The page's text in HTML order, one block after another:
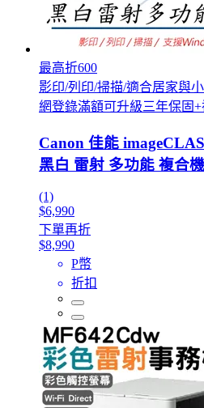
最高折600
影印/列印/掃描/適合居家與
網登錄滿額可升級三年保固
Canon 佳能
黑白 雷射 多功能 複合
(1)
$6,990
下單再折
$8,990
P幣
折扣